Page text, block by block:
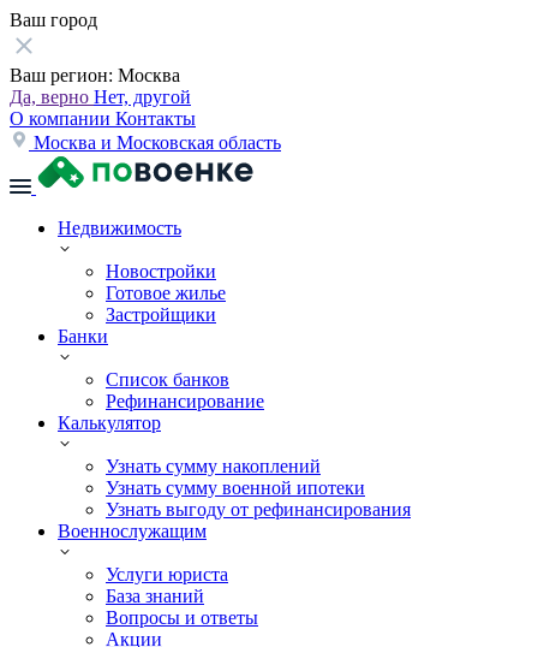
Ваш город
Ваш регион: Москва
Да, верно Нет, другой
О компании Контакты
Москва и Московская область
Недвижимость
Новостройки
Готовое жилье
Застройщики
Банки
Список банков
Рефинансирование
Калькулятор
Узнать сумму накоплений
Узнать сумму военной ипотеки
Узнать выгоду от рефинансирования
Военнослужащим
Услуги юриста
База знаний
Вопросы и ответы
Акции